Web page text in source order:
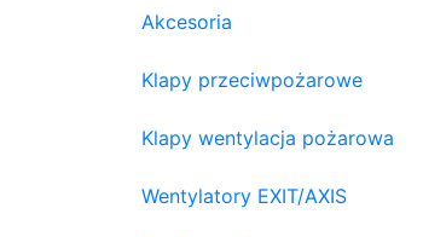
Akcesoria
Klapy przeciwpożarowe
Klapy wentylacja pożarowa
Wentylatory EXIT/AXIS